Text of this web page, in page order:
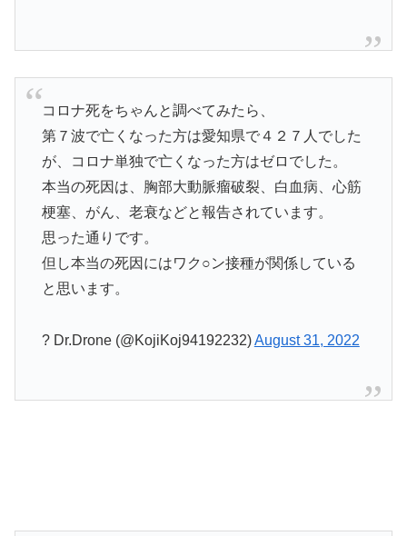
コロナ死をちゃんと調べてみたら、
第７波で亡くなった方は愛知県で４２７人でした
が、コロナ単独で亡くなった方はゼロでした。
本当の死因は、胸部大動脈瘤破裂、白血病、心筋
梗塞、がん、老衰などと報告されています。
思った通りです。
但し本当の死因にはワク○ン接種が関係している
と思います。
? Dr.Drone (@KojiKoj94192232)August 31, 2022